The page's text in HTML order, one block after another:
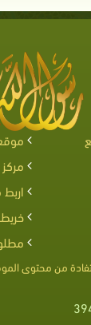
مركز
من محتوى